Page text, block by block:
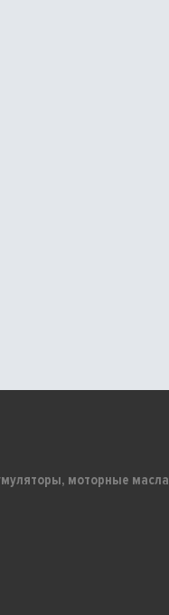
моторные масла